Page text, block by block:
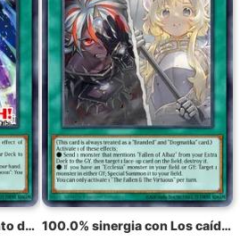
100.0% sinergia con Canto del tifón radiante 100.0% sinergia con Los caídos y los virtuosos